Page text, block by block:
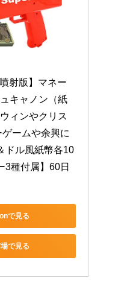
射版】マネー
キャノン（紙
ィンやクリス
ームや余興に
ドル風紙幣各10
3種付属】60日
で見る
で見る